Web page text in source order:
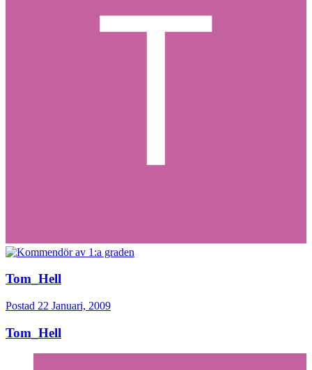
Tom_Hell
Postad 22 Januari, 2009
Tom_Hell